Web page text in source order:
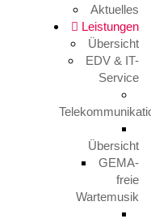
Aktuelles
Leistungen
Übersicht
EDV & IT-
Service
Übersicht
GEMA-
freie
Wartemusik